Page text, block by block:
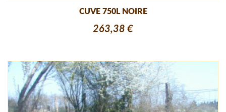
CUVE 750L NOIRE
263,38 €